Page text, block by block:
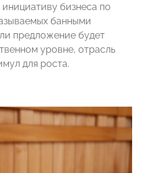
бизнеса по
банными
предложение будет
уровне, отрасль
для роста.